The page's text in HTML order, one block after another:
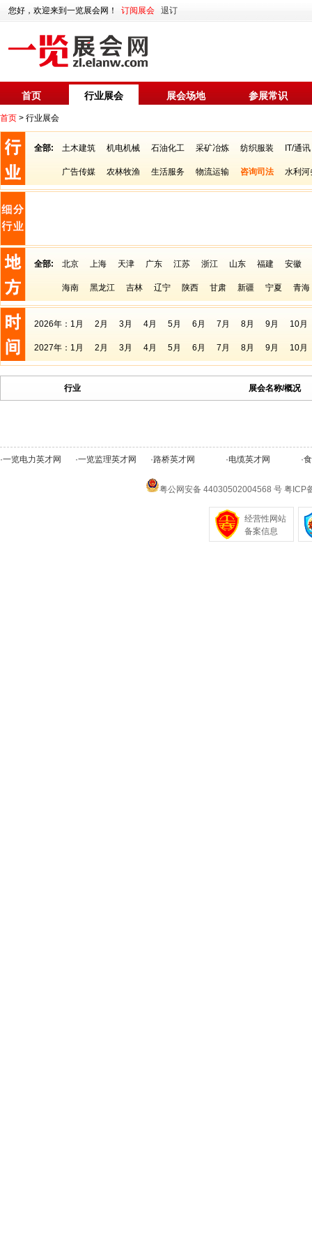
您好，欢迎来到一览展会网！ 订阅展会 退订
首页 行业展会 展会场地 参展常识
首页 > 行业展会
全部: 土木建筑 机电机械 石油化工 采矿冶炼 纺织服装 IT/通讯
广告传媒 农林牧渔 生活服务 物流运输 咨询司法 水利河
全部: 北京 上海 天津 广东 江苏 浙江 山东 福建 安徽
海南 黑龙江 吉林 辽宁 陕西 甘肃 新疆 宁夏 青海
2026年： 1月 2月 3月 4月 5月 6月 7月 8月 9月 10月
2027年： 1月 2月 3月 4月 5月 6月 7月 8月 9月 10月
行业 展会名称/概况
·一览电力英才网 ·一览监理英才网 ·路桥英才网 ·电缆英才网 ·
粤公网安备 44030502004568 号 粤ICP
经营性网站
备案信息